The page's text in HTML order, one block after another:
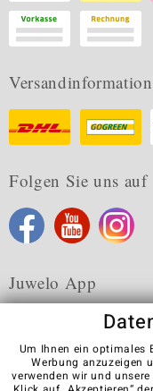
Versandinformation
Folgen Sie uns auf
Juwelo App
Karriere AGB
Um Ihnen ein optimales
Werbung anzuzeigen
verwenden wir und